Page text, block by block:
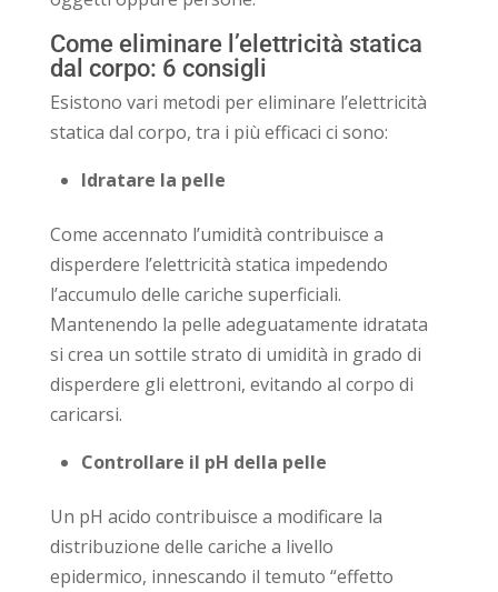
Come eliminare l’elettricità statica
dal corpo: 6 consigli
Esistono vari metodi per eliminare l’elettricità
statica dal corpo, tra i più efficaci ci sono:
Idratare la pelle
Come accennato l’umidità contribuisce a
disperdere l’elettricità statica impedendo
l’accumulo delle cariche superficiali.
Mantenendo la pelle adeguatamente idratata
si crea un sottile strato di umidità in grado di
disperdere gli elettroni, evitando al corpo di
caricarsi.
Controllare il pH della pelle
Un pH acido contribuisce a modificare la
distribuzione delle cariche a livello
epidermico, innescando il temuto “effetto